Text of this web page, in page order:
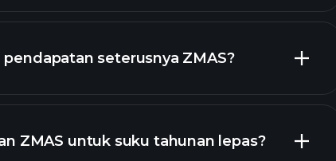
kewangan ZMAS
pendapatan seterusnya ZMAS?
ZMAS untuk suku tahunan lepas?